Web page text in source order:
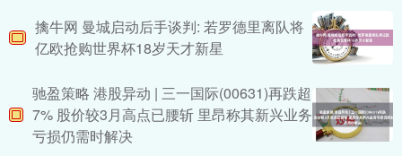
擒牛网 曼城启动后手谈判: 若罗德里离队将
亿欧抢购世界杯18岁天才新星
驰盈策略 港股异动 | 三一国际(00631)再跌超
7% 股价较3月高点已腰斩 里昂称其新兴业务
亏损仍需时解决